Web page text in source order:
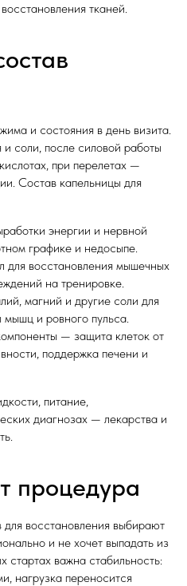
тканей.
и состояния в день визита.
соли, после силовой работы
при перелетах —
Состав капельницы для
энергии и нервной
графике и недосыпе.
восстановления мышечных
на тренировке.
магний и другие соли для
и ровного пульса.
— защита клеток от
поддержка печени и
питание,
диагнозах — лекарства и
процедура
восстановления выбирают
и не хочет выпадать из
стартах важна стабильность:
нагрузка переносится